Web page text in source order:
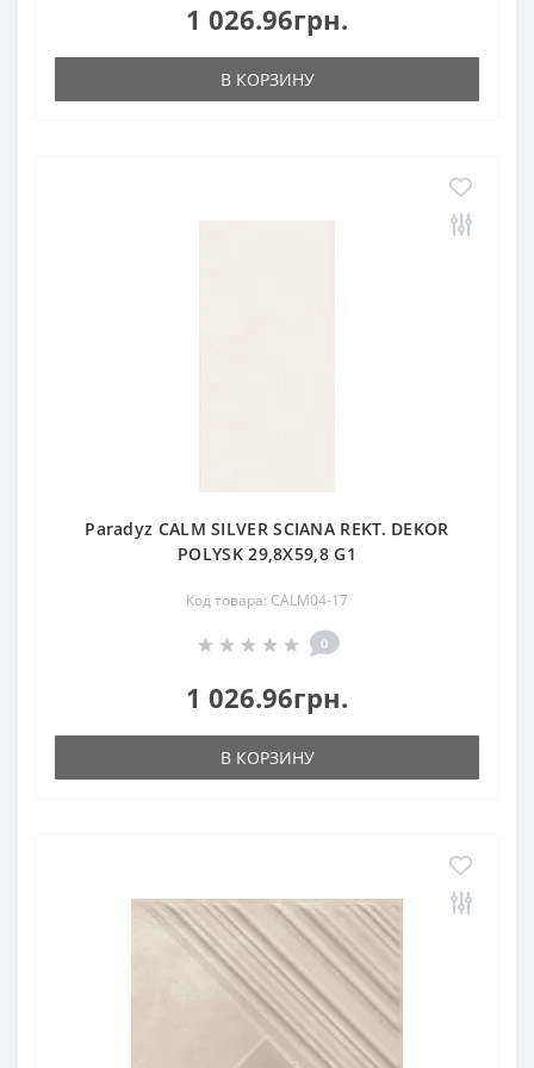
1 026.96грн.
В КОРЗИНУ
Paradyz CALM SILVER SCIANA REKT. DEKOR
POLYSK 29,8X59,8 G1
Код товара: CALM04-17
0
1 026.96грн.
В КОРЗИНУ